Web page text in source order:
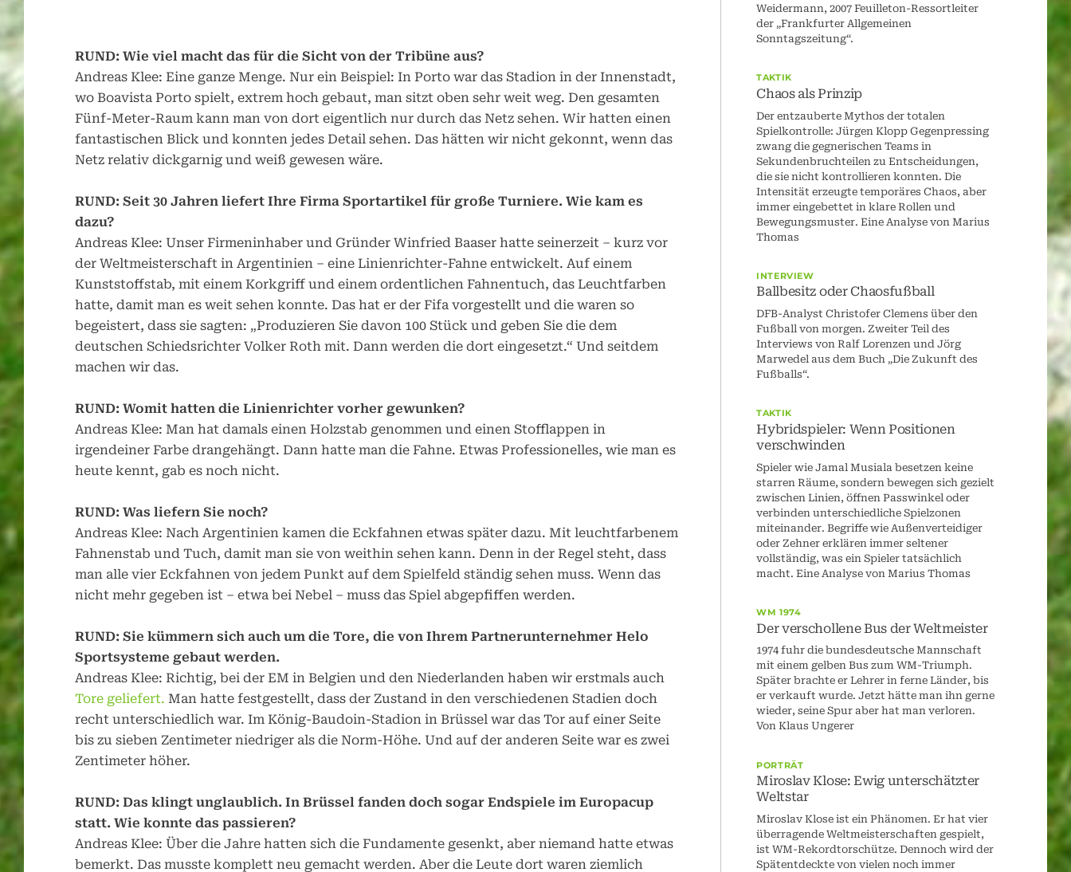
RUND: Wie viel macht das für die Sicht von der Tribüne aus?
Andreas Klee: Eine ganze Menge. Nur ein Beispiel: In Porto war das Stadion in der Innenstadt,
wo Boavista Porto spielt, extrem hoch gebaut, man sitzt oben sehr weit weg. Den gesamten
Fünf-Meter-Raum kann man von dort eigentlich nur durch das Netz sehen. Wir hatten einen
fantastischen Blick und konnten jedes Detail sehen. Das hätten wir nicht gekonnt, wenn das
Netz relativ dickgarnig und weiß gewesen wäre.
RUND: Seit 30 Jahren liefert Ihre Firma Sportartikel für große Turniere. Wie kam es
dazu?
Andreas Klee: Unser Firmeninhaber und Gründer Winfried Baaser hatte seinerzeit – kurz vor
der Weltmeisterschaft in Argentinien – eine Linienrichter-Fahne entwickelt. Auf einem
Kunststoffstab, mit einem Korkgriff und einem ordentlichen Fahnentuch, das Leuchtfarben
hatte, damit man es weit sehen konnte. Das hat er der Fifa vorgestellt und die waren so
begeistert, dass sie sagten: „Produzieren Sie davon 100 Stück und geben Sie die dem
deutschen Schiedsrichter Volker Roth mit. Dann werden die dort eingesetzt.“ Und seitdem
machen wir das.
RUND: Womit hatten die Linienrichter vorher gewunken?
Andreas Klee: Man hat damals einen Holzstab genommen und einen Stofflappen in
irgendeiner Farbe drangehängt. Dann hatte man die Fahne. Etwas Professionelles, wie man es
heute kennt, gab es noch nicht.
RUND: Was liefern Sie noch?
Andreas Klee: Nach Argentinien kamen die Eckfahnen etwas später dazu. Mit leuchtfarbenem
Fahnenstab und Tuch, damit man sie von weithin sehen kann. Denn in der Regel steht, dass
man alle vier Eckfahnen von jedem Punkt auf dem Spielfeld ständig sehen muss. Wenn das
nicht mehr gegeben ist – etwa bei Nebel – muss das Spiel abgepfiffen werden.
RUND: Sie kümmern sich auch um die Tore, die von Ihrem Partnerunternehmer Helo
Sportsysteme gebaut werden.
Andreas Klee: Richtig, bei der EM in Belgien und den Niederlanden haben wir erstmals auch
Tore geliefert. Man hatte festgestellt, dass der Zustand in den verschiedenen Stadien doch
recht unterschiedlich war. Im König-Baudoin-Stadion in Brüssel war das Tor auf einer Seite
bis zu sieben Zentimeter niedriger als die Norm-Höhe. Und auf der anderen Seite war es zwei
Zentimeter höher.
RUND: Das klingt unglaublich. In Brüssel fanden doch sogar Endspiele im Europacup
statt. Wie konnte das passieren?
Andreas Klee: Über die Jahre hatten sich die Fundamente gesenkt, aber niemand hatte etwas
bemerkt. Das musste komplett neu gemacht werden. Aber die Leute dort waren ziemlich
Weidermann, 2007 Feuilleton-Ressortleiter
der „Frankfurter Allgemeinen
Sonntagszeitung“.
TAKTIK
Chaos als Prinzip
Der entzauberte Mythos der totalen
Spielkontrolle: Jürgen Klopp Gegenpressing
zwang die gegnerischen Teams in
Sekundenbruchteilen zu Entscheidungen,
die sie nicht kontrollieren konnten. Die
Intensität erzeugte temporäres Chaos, aber
immer eingebettet in klare Rollen und
Bewegungsmuster. Eine Analyse von Marius
Thomas
INTERVIEW
Ballbesitz oder Chaosfußball
DFB-Analyst Christofer Clemens über den
Fußball von morgen. Zweiter Teil des
Interviews von Ralf Lorenzen und Jörg
Marwedel aus dem Buch „Die Zukunft des
Fußballs“.
TAKTIK
Hybridspieler: Wenn Positionen
verschwinden
Spieler wie Jamal Musiala besetzen keine
starren Räume, sondern bewegen sich gezielt
zwischen Linien, öffnen Passwinkel oder
verbinden unterschiedliche Spielzonen
miteinander. Begriffe wie Außenverteidiger
oder Zehner erklären immer seltener
vollständig, was ein Spieler tatsächlich
macht. Eine Analyse von Marius Thomas
WM 1974
Der verschollene Bus der Weltmeister
1974 fuhr die bundesdeutsche Mannschaft
mit einem gelben Bus zum WM-Triumph.
Später brachte er Lehrer in ferne Länder, bis
er verkauft wurde. Jetzt hätte man ihn gerne
wieder, seine Spur aber hat man verloren.
Von Klaus Ungerer
PORTRÄT
Miroslav Klose: Ewig unterschätzter
Weltstar
Miroslav Klose ist ein Phänomen. Er hat vier
überragende Weltmeisterschaften gespielt,
ist WM-Rekordtorschütze. Dennoch wird der
Spätentdeckte von vielen noch immer